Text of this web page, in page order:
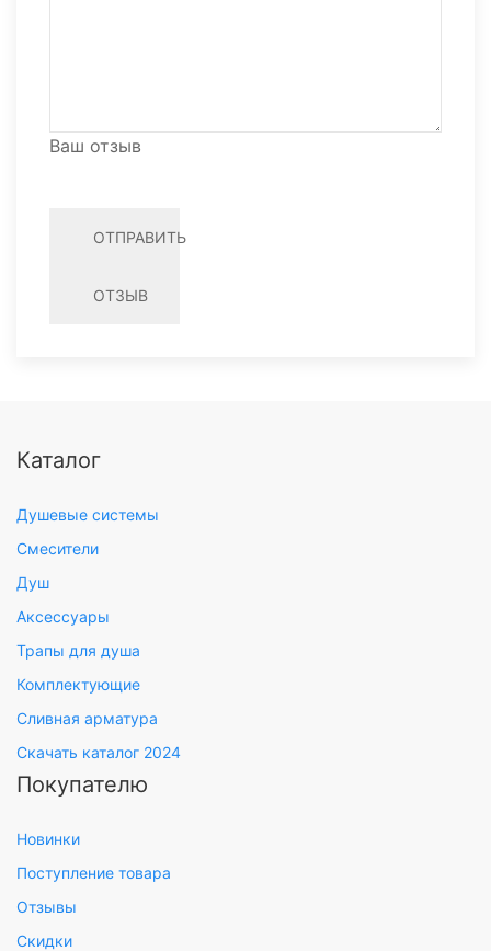
Ваш отзыв
ОТПРАВИТЬ
ОТЗЫВ
Каталог
Душевые системы
Смесители
Душ
Аксессуары
Трапы для душа
Комплектующие
Сливная арматура
Скачать каталог 2024
Покупателю
Новинки
Поступление товара
Отзывы
Скидки